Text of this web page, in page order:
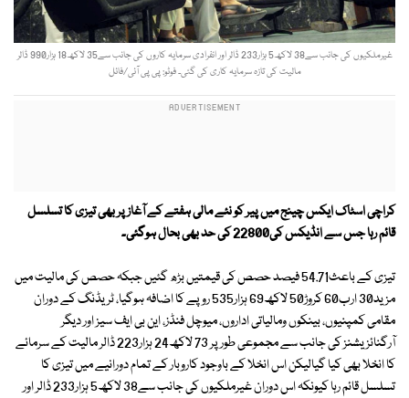
غیرملکیوں کی جانب سے38 لاکھ5 ہزار233 ڈالر اور انفرادی سرمایہ کاروں کی جانب سے35 لاکھ18 ہزار990 ڈالر
مالیت کی تازہ سرمایہ کاری کی گئی۔ فوٹو: پی پی آئی/فائل
کراچی اسٹاک ایکس چینج میں پیر کو نئے مالی ہفتے کے آغاز پر بھی تیزی کا تسلسل
قائم رہا جس سے انڈیکس کی22800 کی حد بھی بحال ہوگئی۔
تیزی کے باعث54.71 فیصد حصص کی قیمتیں بڑھ گئیں جبکہ حصص کی مالیت میں
مزید30 ارب60 کروڑ50 لاکھ69 ہزار535 روپے کا اضافہ ہوگیا، ٹریڈنگ کے دوران
مقامی کمپنیوں، بینکوں ومالیاتی اداروں، میوچل فنڈز، این بی ایف سیز اور دیگر
آرگنائزیشنز کی جانب سے مجموعی طور پر 73 لاکھ24 ہزار223 ڈالر مالیت کے سرمائے
کا انخلا بھی کیا گیالیکن اس انخلا کے باوجود کاروبار کے تمام دورانیے میں تیزی کا
تسلسل قائم رہا کیونکہ اس دوران غیرملکیوں کی جانب سے38 لاکھ5 ہزار233 ڈالر اور